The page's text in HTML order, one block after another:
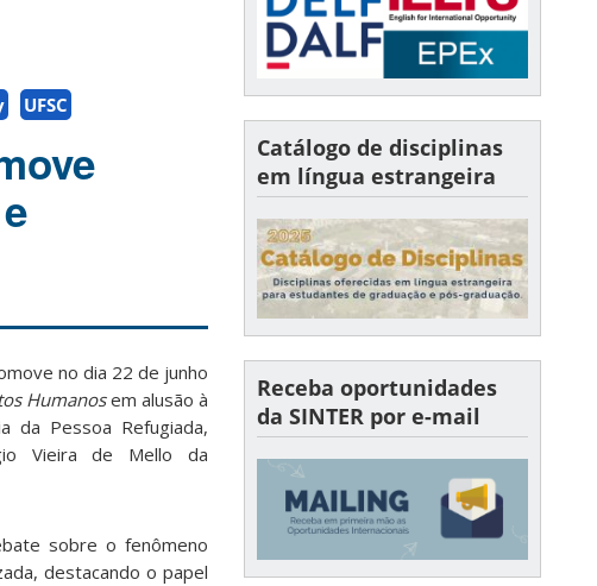
UFSC
no dia 22 de junho
Humanosem alusão à
da Pessoa Refugiada,
Vieira de Mello da
sobre o fenômeno
destacando o papel
Catálogo de disciplinas
em língua estrangeira
Receba oportunidades
da SINTER por e-mail